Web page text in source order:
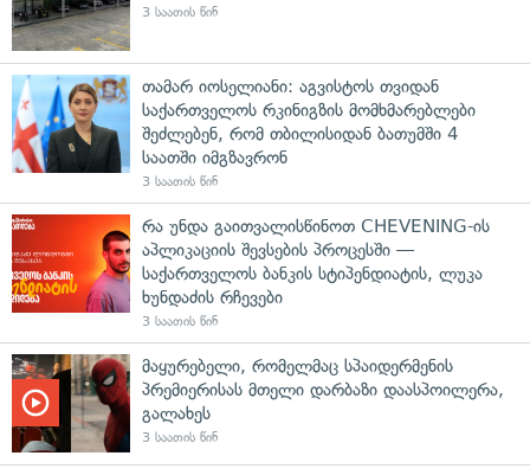
3 საათის წინ
თამარ იოსელიანი: აგვისტოს თვიდან
საქართველოს რკინიგზის მომხმარებლები
შეძლებენ, რომ თბილისიდან ბათუმში 4
საათში იმგზავრონ
3 საათის წინ
რა უნდა გაითვალისწინოთ CHEVENING-ის
აპლიკაციის შევსების პროცესში —
საქართველოს ბანკის სტიპენდიატის, ლუკა
ხუნდაძის რჩევები
3 საათის წინ
მაყურებელი, რომელმაც სპაიდერმენის
პრემიერისას მთელი დარბაზი დაასპოილერა,
გალახეს
3 საათის წინ